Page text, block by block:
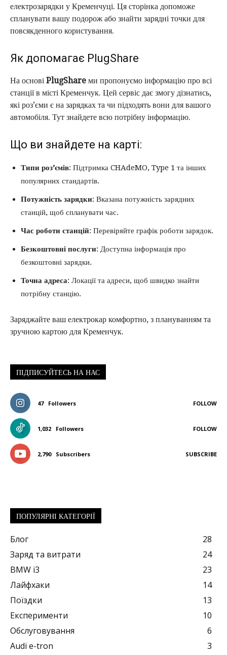
електрозарядки у Кременчуці. Ця сторінка допоможе
спланувати вашу подорож або знайти зарядні точки для
повсякденного користування.
Як допомагає PlugShare
На основі PlugShare ми пропонуємо інформацію про всі
станції в місті Кременчук. Цей сервіс дає змогу дізнатись,
які роз’єми є на зарядках та чи підходять вони для вашого
автомобіля. Тут знайдете всю потрібну інформацію.
Що ви знайдете на карті:
Типи роз’ємів: Підтримка CHAdeMO, Type 1 та інших
популярних стандартів.
Потужність зарядки: Вказана потужність зарядних
станцій, щоб спланувати час.
Час роботи станцій: Перевіряйте графік роботи зарядок.
Безкоштовні послуги: Доступна інформація про
безкоштовні зарядки.
Точна адреса: Локації та адреси, щоб швидко знайти
потрібну станцію.
Заряджайте ваш електрокар комфортно, з плануванням та
зручною картою для Кременчук.
ПІДПИСУЙТЕСЬ НА НАС
47 Followers FOLLOW
1,032 Followers FOLLOW
2,790 Subscribers SUBSCRIBE
ПОПУЛЯРНІ КАТЕГОРІЇ
Блог
28
Заряд та витрати
24
BMW i3
23
Лайфхаки
14
Поїздки
13
Експерименти
10
Обслуговування
6
Audi e-tron
3